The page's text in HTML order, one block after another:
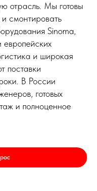
отрасль. Мы готовы
смонтировать
Sinoma,
европейских
и широкая
поставки
В России
готовых
и полноценное